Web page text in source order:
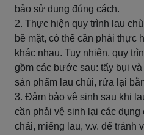
bảo sử dụng đúng cách.
2. Thực hiện quy trình lau
bề mặt, có thể cần phải thực
khác nhau. Tuy nhiên, quy
gồm các bước sau: tẩy bụi
sản phẩm lau chùi, rửa lại
3. Đảm bảo vệ sinh sau khi
cần phải vệ sinh lại các
chải, miếng lau, v.v. để tránh